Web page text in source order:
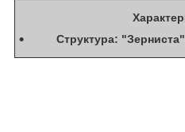
Структура: